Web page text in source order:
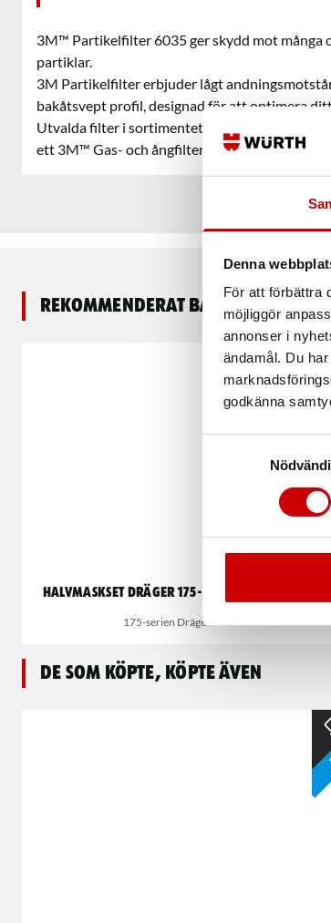
Denna
För att förbättra
möjliggör
annonser i
ändamål. Du
godkänna
3M™ Partikelfilter 6035 ger skydd mot många
partiklar.
3M Partikelfilter erbjuder lågt
bakåtsvept profil, designad för att optimera
Utvalda filter i sortimentet kan användas
ett 3M™ Gas- och ångfilter för att ge
Rekommenderat baserat på
Halvmaskset Dräger 175-Serien A2P3RD
175-serien Dräger
De som köpte, köpte även